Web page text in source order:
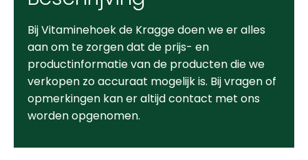
Bij Vitaminehoek de Kragge doen we er alles
aan om te zorgen dat de prijs- en
productinformatie van de producten die we
verkopen zo accuraat mogelijk is. Bij vragen of
opmerkingen kan er altijd contact met ons
worden opgenomen.